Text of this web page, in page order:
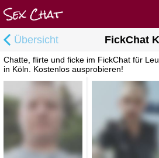
Übersicht FickChat
Chatte, flirte und ficke im FickChat für
in Köln. Kostenlos ausprobieren!